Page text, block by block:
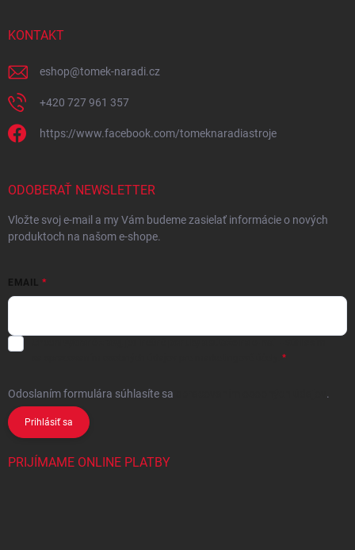
KONTAKT
eshop@tomek-naradi.cz
+420 727 961 357
https://www.facebook.com/tomeknaradiastroje
ODOBERAŤ NEWSLETTER
Vložte svoj e-mail a my Vám budeme zasielať informácie o nových
produktoch na našom e-shope.
EMAIL
Odoslaním formulára súhlasíte sa .
Prihlásiť sa
PRIJÍMAME ONLINE PLATBY